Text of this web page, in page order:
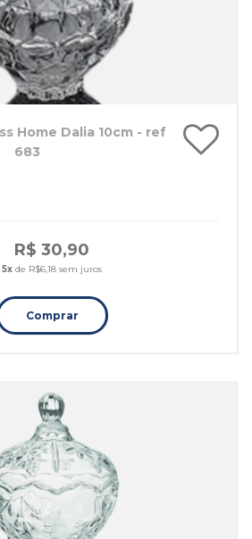
Home Dalia 10cm - ref
683
R$ 30,90
5x de R$6,18 sem juros
Comprar